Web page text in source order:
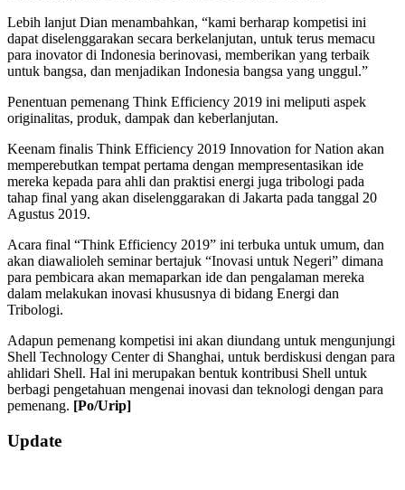
Lebih lanjut Dian menambahkan, “kami berharap kompetisi ini
dapat diselenggarakan secara berkelanjutan, untuk terus memacu
para inovator di Indonesia berinovasi, memberikan yang terbaik
untuk bangsa, dan menjadikan Indonesia bangsa yang unggul.”
Penentuan pemenang Think Efficiency 2019 ini meliputi aspek
originalitas, produk, dampak dan keberlanjutan.
Keenam finalis Think Efficiency 2019 Innovation for Nation akan
memperebutkan tempat pertama dengan mempresentasikan ide
mereka kepada para ahli dan praktisi energi juga tribologi pada
tahap final yang akan diselenggarakan di Jakarta pada tanggal 20
Agustus 2019.
Acara final “Think Efficiency 2019” ini terbuka untuk umum, dan
akan diawalioleh seminar bertajuk “Inovasi untuk Negeri” dimana
para pembicara akan memaparkan ide dan pengalaman mereka
dalam melakukan inovasi khususnya di bidang Energi dan
Tribologi.
Adapun pemenang kompetisi ini akan diundang untuk mengunjungi
Shell Technology Center di Shanghai, untuk berdiskusi dengan para
ahlidari Shell. Hal ini merupakan bentuk kontribusi Shell untuk
berbagi pengetahuan mengenai inovasi dan teknologi dengan para
pemenang. [Po/Urip]
2019-
08-
Update